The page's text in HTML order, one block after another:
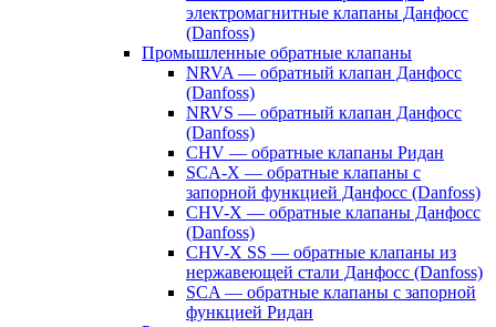
электромагнитные клапаны Данфосс
(Danfoss)
Промышленные обратные клапаны
NRVA — обратный клапан Данфосс
(Danfoss)
NRVS — обратный клапан Данфосс
(Danfoss)
CHV — обратные клапаны Ридан
SCA-X — обратные клапаны с
запорной функцией Данфосс (Danfoss)
CHV-X — обратные клапаны Данфосс
(Danfoss)
CHV-X SS — обратные клапаны из
нержавеющей стали Данфосс (Danfoss)
SCA — обратные клапаны с запорной
функцией Ридан